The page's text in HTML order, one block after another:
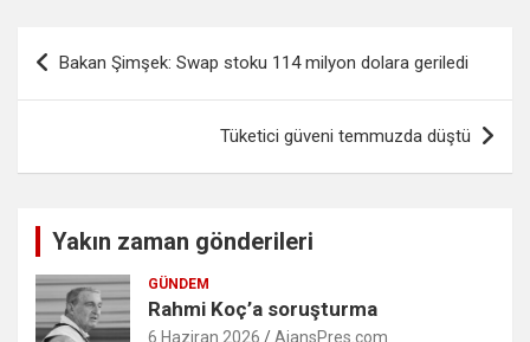
Yazı
gezinmesi
Bakan Şimşek: Swap stoku 114 milyon dolara geriledi
Tüketici güveni temmuzda düştü
Yakın zaman gönderileri
GÜNDEM
Rahmi Koç’a soruşturma
6 Haziran 2026 AjansPres.com